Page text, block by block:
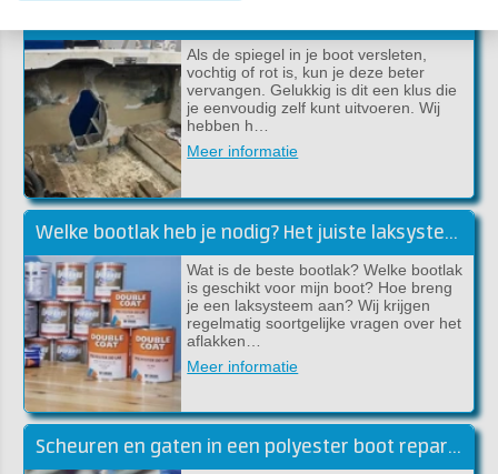
Als de spiegel in je boot versleten,
vochtig of rot is, kun je deze beter
vervangen. Gelukkig is dit een klus die
je eenvoudig zelf kunt uitvoeren. Wij
hebben h…
Meer informatie
Welke bootlak heb je nodig? Het juiste laksysteem voor jouw boot!
Wat is de beste bootlak? Welke bootlak
is geschikt voor mijn boot? Hoe breng
je een laksysteem aan? Wij krijgen
regelmatig soortgelijke vragen over het
aflakken…
Meer informatie
Scheuren en gaten in een polyester boot repareren